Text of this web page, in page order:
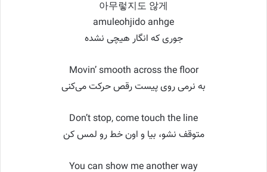
아무렇지도 않게
amuleohjido anhge
جوری که انگار هیچی نشده
Movin’ smooth across the floor
به نرمی روی پیست رقص حرکت می‌کنی
Don’t stop, come touch the line
متوقف نشو، بیا و اون خط رو لمس کن
You can show me another way